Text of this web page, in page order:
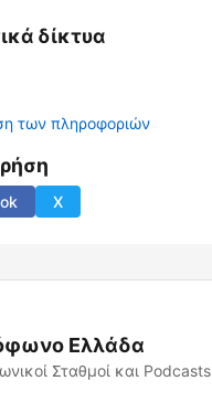
δίκτυα
των πληροφοριών
X
Ελλάδα
Σταθμοί και Podcasts